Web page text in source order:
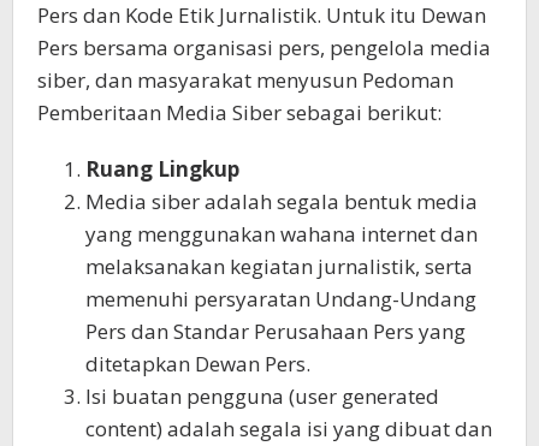
Pers dan Kode Etik Jurnalistik. Untuk itu Dewan
Pers bersama organisasi pers, pengelola media
siber, dan masyarakat menyusun Pedoman
Pemberitaan Media Siber sebagai berikut:
Ruang Lingkup
Media siber adalah segala bentuk media
yang menggunakan wahana internet dan
melaksanakan kegiatan jurnalistik, serta
memenuhi persyaratan Undang-Undang
Pers dan Standar Perusahaan Pers yang
ditetapkan Dewan Pers.
Isi buatan pengguna (user generated
content) adalah segala isi yang dibuat dan